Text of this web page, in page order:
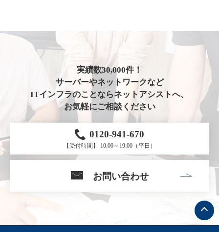
実績数30,000件！
サーバーやネットワークなど
ITインフラのことならネットアシストへ、
お気軽にご相談ください
0120-941-670
【受付時間】 10:00～19:00（平日）
お問い合わせ
ト
ッ
プ
へ